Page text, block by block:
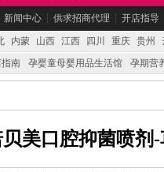
新闻中心 ┆ 供求招商代理 ┆ 开店指导
内蒙 山西 江西 四川 重庆 贵州
南 孕婴童母婴用品生活馆 孕期营
贝美口腔抑菌喷剂